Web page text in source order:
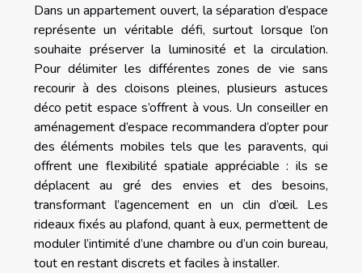
Dans un appartement ouvert, la séparation d’espace
représente un véritable défi, surtout lorsque l’on
souhaite préserver la luminosité et la circulation.
Pour délimiter les différentes zones de vie sans
recourir à des cloisons pleines, plusieurs astuces
déco petit espace s’offrent à vous. Un conseiller en
aménagement d’espace recommandera d’opter pour
des éléments mobiles tels que les paravents, qui
offrent une flexibilité spatiale appréciable : ils se
déplacent au gré des envies et des besoins,
transformant l’agencement en un clin d’œil. Les
rideaux fixés au plafond, quant à eux, permettent de
moduler l’intimité d’une chambre ou d’un coin bureau,
tout en restant discrets et faciles à installer.